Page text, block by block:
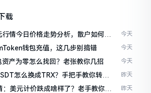
载
行情今日价格走势分析，散户如何避
牢
今天
钱包充值，这几步别搞错 今天
产为零怎么找回？老张教你几招 今天
怎么换成TRX？手把手教你转成
昨天
：美元计价跌成啥样了？老手教你咋
昨天